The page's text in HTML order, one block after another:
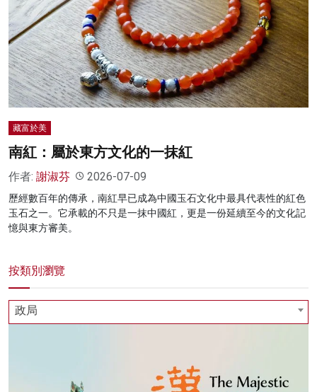
影片
名家榜
灼見活動
藏富於美
南紅：屬於東方文化的一抹紅
作者: 謝淑芬 2026-07-09
歷經數百年的傳承，南紅早已成為中國玉石文化中最具代表性的紅色
玉石之一。它承載的不只是一抹中國紅，更是一份延續至今的文化記
憶與東方審美。
按類別瀏覽
政局